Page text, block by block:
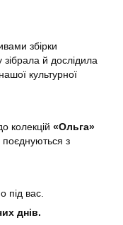
збірки
зібрала й дослідила
культурної
колекцій «Ольга»
поєднуються з
під вас.
днів.